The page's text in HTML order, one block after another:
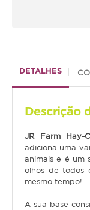
Serpente
Júnior
Adulto
DETALHES
Descrição
JR Farm Hay-
adiciona uma
animais e é um
olhos de todos
mesmo tempo!
A sua base